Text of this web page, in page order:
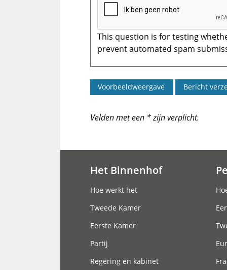
This question is for testing
prevent automated spam
Velden met een * zijn verplicht.
Het Binnenhof
Hoe werkt het
Tweede Kamer
Eerste Kamer
Partij
Regering en kabinet